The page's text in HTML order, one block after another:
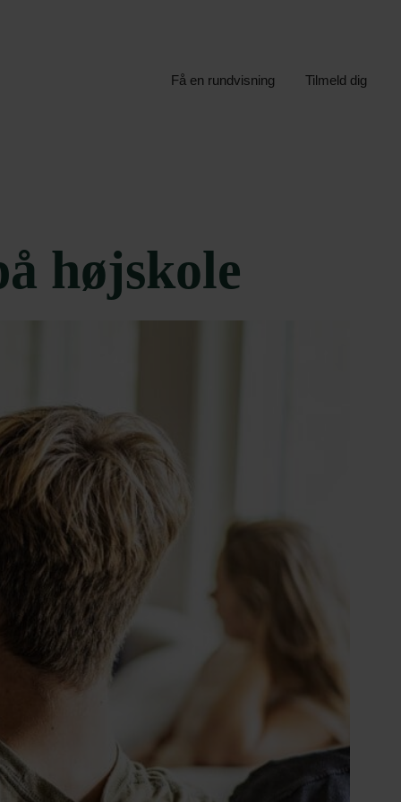
Få en rundvisning Tilmeld dig
højskole